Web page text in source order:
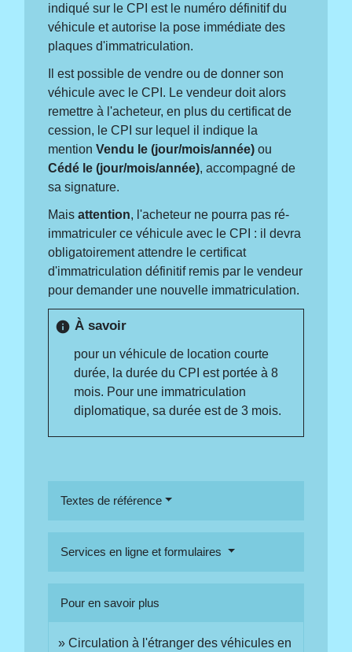
indiqué sur le CPI est le numéro définitif du
véhicule et autorise la pose immédiate des
plaques d'immatriculation.
Il est possible de vendre ou de donner son
véhicule avec le CPI. Le vendeur doit alors
remettre à l'acheteur, en plus du certificat de
cession, le CPI sur lequel il indique la
mentionVendu le (jour/mois/année) ou
Cédé le (jour/mois/année), accompagné de
sa signature.
Maisattention, l'acheteur ne pourra pas ré-
immatriculer ce véhicule avec le CPI : il devra
obligatoirement attendre le certificat
d'immatriculation définitif remis par le vendeur
pour demander une nouvelle immatriculation.
info À savoir
pour un véhicule de location courte
durée, la durée du CPI est portée à 8
mois. Pour une immatriculation
diplomatique, sa durée est de 3 mois.
Textes de référence
Services en ligne et formulaires
Pour en savoir plus
Circulation à l'étranger des véhicules en